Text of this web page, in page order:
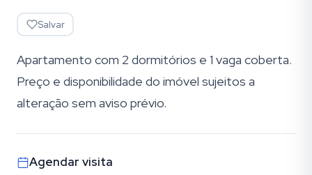
Salvar
Apartamento com 2 dormitórios e 1 vaga coberta.
Preço e disponibilidade do imóvel sujeitos a
alteração sem aviso prévio.
Agendar visita